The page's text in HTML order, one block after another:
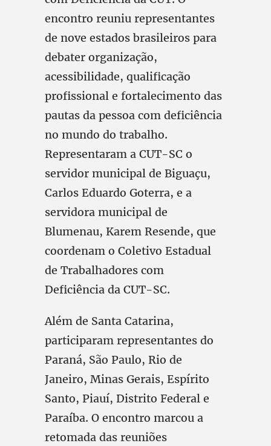
encontro reuniu representantes
de nove estados brasileiros para
debater organização,
acessibilidade, qualificação
profissional e fortalecimento das
pautas da pessoa com deficiência
no mundo do trabalho.
Representaram a CUT-SC o
servidor municipal de Biguaçu,
Carlos Eduardo Goterra, e a
servidora municipal de
Blumenau, Karem Resende, que
coordenam o Coletivo Estadual
de Trabalhadores com
Deficiência da CUT-SC.
Além de Santa Catarina,
participaram representantes do
Paraná, São Paulo, Rio de
Janeiro, Minas Gerais, Espírito
Santo, Piauí, Distrito Federal e
Paraíba. O encontro marcou a
retomada das reuniões